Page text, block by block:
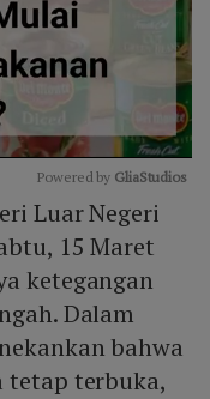
Mute
Powered by GliaStudios
Luar Negeri
15 Maret
ketegangan
Dalam
bahwa
tetap terbuka,